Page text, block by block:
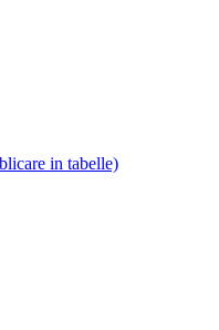
in tabelle)